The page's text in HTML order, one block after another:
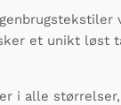
et unikt
i alle